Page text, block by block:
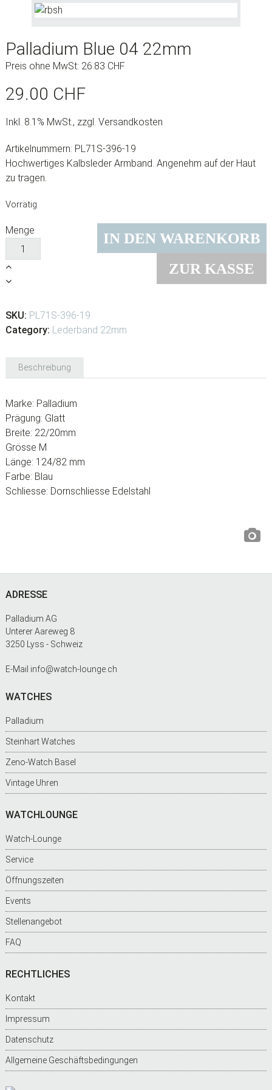
Palladium Blue 04 22mm
Preis ohne MwSt: 26.83 CHF
29.00 CHF
Inkl. 8.1% MwSt., zzgl. Versandkosten
Artikelnummern: PL71S-396-19
Hochwertiges Kalbsleder Armband. Angenehm auf der Haut
zu tragen.
Vorrätig
Menge
IN DEN WARENKORB
ZUR KASSE
SKU: PL71S-396-19
Category: Lederband 22mm
Beschreibung
Marke: Palladium
Prägung: Glatt
Breite: 22/20mm
Grösse M
Länge: 124/82 mm
Farbe: Blau
Schliesse: Dornschliesse Edelstahl
Footer
ADRESSE
Palladium AG
Unterer Aareweg 8
3250 Lyss - Schweiz
E-Mail info@watch-lounge.ch
WATCHES
Palladium
Steinhart Watches
Zeno-Watch Basel
Vintage Uhren
WATCHLOUNGE
Watch-Lounge
Service
Öffnungszeiten
Events
Stellenangebot
FAQ
RECHTLICHES
Kontakt
Impressum
Datenschutz
Allgemeine Geschäftsbedingungen